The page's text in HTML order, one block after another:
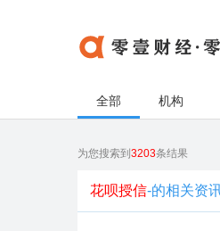
全部 机构
为您搜索到 3203条结果
花呗授信-的相关资